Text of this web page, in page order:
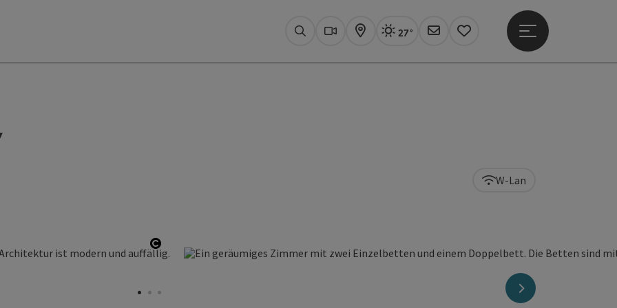
SuchenWebcams
KarteAktuelles Wetter Linz, sonnig
27°
Newsletter
Merkzettel
Hauptmenü öffnen
Copyright öffnen
nächstes Element
W-Lan